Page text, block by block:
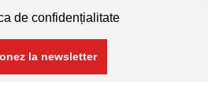
de confidențialitate